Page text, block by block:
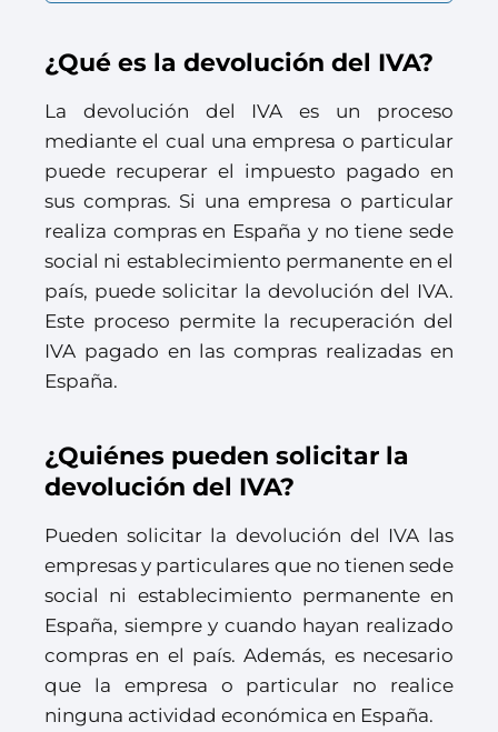
¿Qué es la devolución del IVA?
La devolución del IVA es un proceso
mediante el cual una empresa o particular
puede recuperar el impuesto pagado en
sus compras. Si una empresa o particular
realiza compras en España y no tiene sede
social ni establecimiento permanente en el
país, puede solicitar la devolución del IVA.
Este proceso permite la recuperación del
IVA pagado en las compras realizadas en
España.
¿Quiénes pueden solicitar la
devolución del IVA?
Pueden solicitar la devolución del IVA las
empresas y particulares que no tienen sede
social ni establecimiento permanente en
España, siempre y cuando hayan realizado
compras en el país. Además, es necesario
que la empresa o particular no realice
ninguna actividad económica en España.